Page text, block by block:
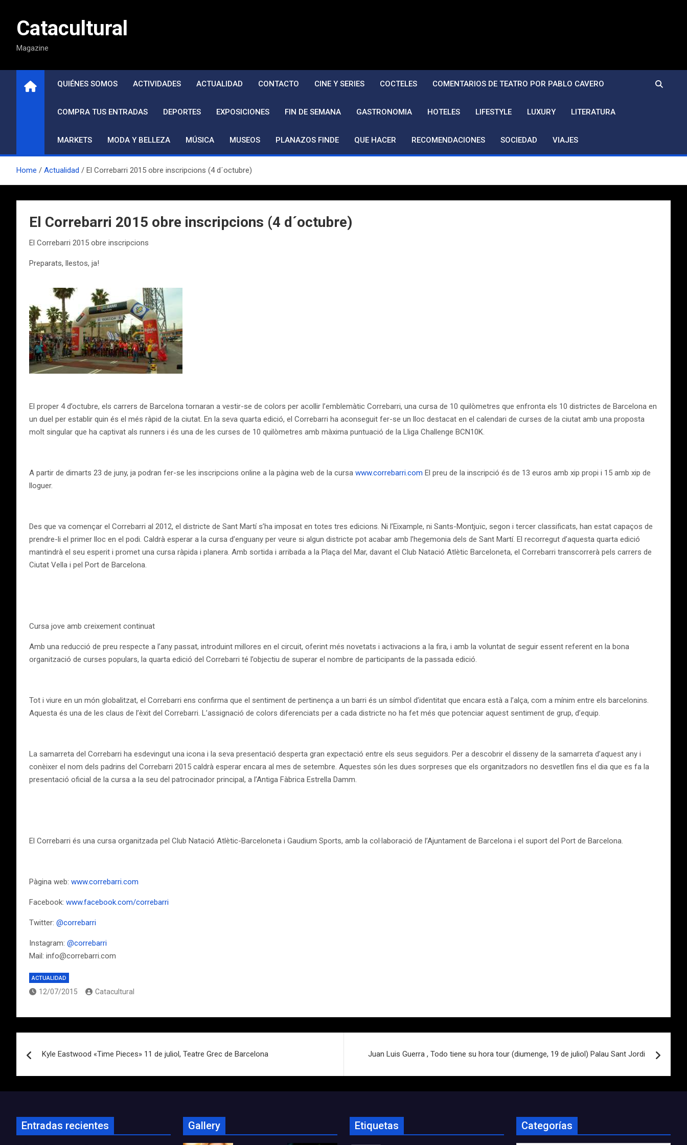
contenidoCatacultural
Magazine
QUIÉNES SOMOS ACTIVIDADES ACTUALIDAD CONTACTO CINE Y SERIES COCTELES COMENTARIOS DE TEATRO POR PABLO CAVERO
COMPRA TUS ENTRADAS DEPORTES EXPOSICIONES FIN DE SEMANA GASTRONOMIA HOTELES LIFESTYLE LUXURY LITERATURA
MARKETS MODA Y BELLEZA MÚSICA MUSEOS PLANAZOS FINDE QUE HACER RECOMENDACIONES SOCIEDAD VIAJES
Home Actualidad El Correbarri 2015 obre inscripcions (4 d´octubre)
El Correbarri 2015 obre inscripcions (4 d´octubre)
El Correbarri 2015 obre inscripcions
Preparats, llestos, ja!
El proper 4 d’octubre, els carrers de Barcelona tornaran a vestir-se de colors per acollir l’emblemàtic Correbarri, una cursa de 10 quilòmetres que enfronta els 10 districtes de Barcelona en
un duel per establir quin és el més ràpid de la ciutat. En la seva quarta edició, el Correbarri ha aconseguit fer-se un lloc destacat en el calendari de curses de la ciutat amb una proposta
molt singular que ha captivat als runners i és una de les curses de 10 quilòmetres amb màxima puntuació de la Lliga Challenge BCN10K.
A partir de dimarts 23 de juny, ja podran fer-se les inscripcions online a la pàgina web de la cursa www.correbarri.com El preu de la inscripció és de 13 euros amb xip propi i 15 amb xip de
lloguer.
Des que va començar el Correbarri al 2012, el districte de Sant Martí s’ha imposat en totes tres edicions. Ni l’Eixample, ni Sants-Montjuïc, segon i tercer classificats, han estat capaços de
prendre-li el primer lloc en el podi. Caldrà esperar a la cursa d’enguany per veure si algun districte pot acabar amb l’hegemonia dels de Sant Martí. El recorregut d’aquesta quarta edició
mantindrà el seu esperit i promet una cursa ràpida i planera. Amb sortida i arribada a la Plaça del Mar, davant el Club Natació Atlètic Barceloneta, el Correbarri transcorrerà pels carrers de
Ciutat Vella i pel Port de Barcelona.
Cursa jove amb creixement continuat
Amb una reducció de preu respecte a l’any passat, introduint millores en el circuit, oferint més novetats i activacions a la fira, i amb la voluntat de seguir essent referent en la bona
organització de curses populars, la quarta edició del Correbarri té l’objectiu de superar el nombre de participants de la passada edició.
Tot i viure en un món globalitzat, el Correbarri ens confirma que el sentiment de pertinença a un barri és un símbol d’identitat que encara està a l’alça, com a mínim entre els barcelonins.
Aquesta és una de les claus de l’èxit del Correbarri. L’assignació de colors diferenciats per a cada districte no ha fet més que potenciar aquest sentiment de grup, d’equip.
La samarreta del Correbarri ha esdevingut una icona i la seva presentació desperta gran expectació entre els seus seguidors. Per a descobrir el disseny de la samarreta d’aquest any i
conèixer el nom dels padrins del Correbarri 2015 caldrà esperar encara al mes de setembre. Aquestes són les dues sorpreses que els organitzadors no desvetllen fins el dia que es fa la
presentació oficial de la cursa a la seu del patrocinador principal, a l’Antiga Fàbrica Estrella Damm.
El Correbarri és una cursa organitzada pel Club Natació Atlètic-Barceloneta i Gaudium Sports, amb la col·laboració de l’Ajuntament de Barcelona i el suport del Port de Barcelona.
Pàgina web: www.correbarri.com
Facebook: www.facebook.com/correbarri
Twitter: @correbarri
Instagram: @correbarri
Mail: info@correbarri.com
ACTUALIDAD
12/07/2015 Catacultural
de
Kyle Eastwood «Time Pieces» 11 de juliol, Teatre Grec de Barcelona Juan Luis Guerra , Todo tiene su hora tour (diumenge, 19 de juliol) Palau Sant Jordi
Entradas recientes Gallery Etiquetas Categorías